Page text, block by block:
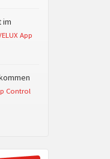
im
App
Control